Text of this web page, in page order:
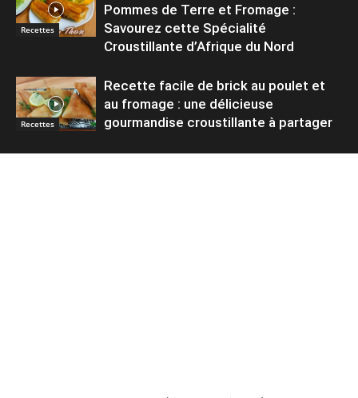
Recettes
Pommes de Terre et Fromage :
Savourez cette Spécialité
Croustillante d’Afrique du Nord
Recettes
Recette facile de brick au poulet et
au fromage : une délicieuse
gourmandise croustillante à partager